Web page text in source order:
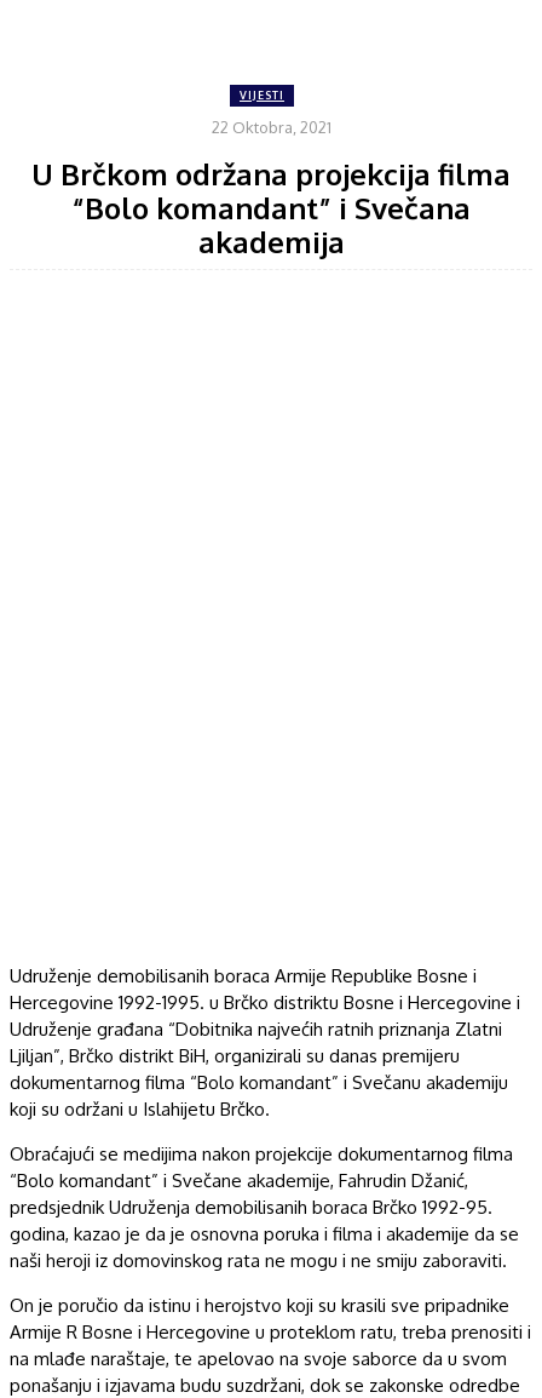
VIJESTI
22 Oktobra, 2021
U Brčkom održana projekcija filma
“Bolo komandant” i Svečana
akademija
Udruženje demobilisanih boraca Armije Republike Bosne i
Hercegovine 1992-1995. u Brčko distriktu Bosne i Hercegovine i
Udruženje građana “Dobitnika najvećih ratnih priznanja Zlatni
Ljiljan”, Brčko distrikt BiH, organizirali su danas premijeru
dokumentarnog filma “Bolo komandant” i Svečanu akademiju
koji su održani u Islahijetu Brčko.
Obraćajući se medijima nakon projekcije dokumentarnog filma
“Bolo komandant” i Svečane akademije, Fahrudin Džanić,
predsjednik Udruženja demobilisanih boraca Brčko 1992-95.
godina, kazao je da je osnovna poruka i filma i akademije da se
naši heroji iz domovinskog rata ne mogu i ne smiju zaboraviti.
On je poručio da istinu i herojstvo koji su krasili sve pripadnike
Armije R Bosne i Hercegovine u proteklom ratu, treba prenositi i
na mlađe naraštaje, te apelovao na svoje saborce da u svom
ponašanju i izjavama budu suzdržani, dok se zakonske odredbe